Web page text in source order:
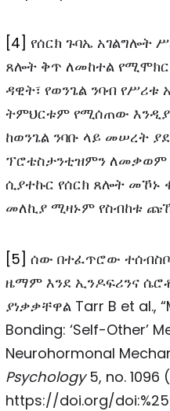
[4] የሰርክ ጉባኤ አገልግሎት
ጸሎት ቅጥ ለመከተል የሚሞክር
ዳዊት፣ የወንጌል ንባብ የሥሪቱ
ትምህርቱም የሚሰጠው
ከወንጌል ንባቡ ላይ መሠረት
ፕሮቴስታንቲዝምን ለመቃወም
ሲያተኩር የሰርክ ጸሎት መኾኑ
መለኪያ ሚዛኑም የስብከቱ
[5] ሰው በተፈጥሮው
ዜማም እንደ ኢንዶፍሪንና
ያነቃቃቸዋል Tarr B et al.,
Bonding: ‘Self-Other’
Neurohormonal
Psychology5, no. 1096
https://doi.org/